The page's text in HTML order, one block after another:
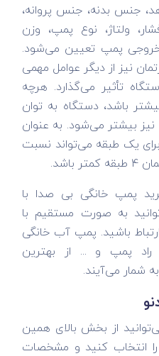
هد، جنس بدنه، جنس پروانه،
ولتاژ، نوع پمپ، وزن
خروجی پمپ تعیین می‌شود.
نیز از دیگر عوامل مهمی
تأثیر می‌گذارد. هرچه
باشد، دستگاه به توان
بیشتر می‌شود. به عنوان
یک طبقه می‌تواند نسبت
پمپ خانگی بی صدا با
به صورت مستقیم با
باشید. پمپ آب خانگی
راد پمپ و ... از بهترین
شمار می‌آیند.
از بخش بالای همین
انتخاب کنید و مشخصات